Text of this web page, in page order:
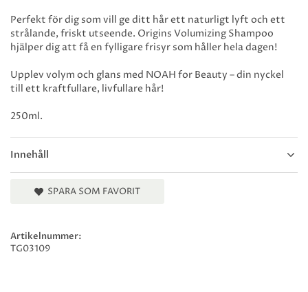
Innehåll
Perfekt för dig som vill ge ditt hår ett naturligt lyft och ett
strålande, friskt utseende. Origins Volumizing Shampoo
hjälper dig att få en fylligare frisyr som håller hela dagen!
Upplev volym och glans med NOAH for Beauty – din nyckel
till ett kraftfullare, livfullare hår!
250ml.
SPARA SOM FAVORIT
Artikelnummer:
TG03109